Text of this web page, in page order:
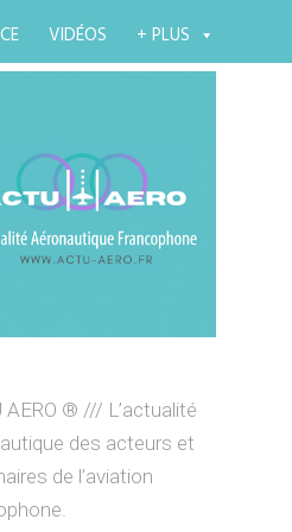
VIDÉOS + PLUS
AERO ® /// L’actualité
des acteurs et
de l’aviation